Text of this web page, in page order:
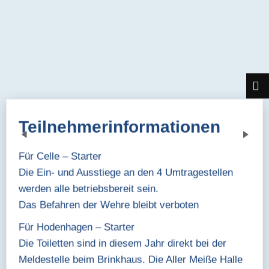
Teilnehmerinformationen
Für Celle – Starter
Die Ein- und Ausstiege an den 4 Umtragestellen
werden alle betriebsbereit sein.
Das Befahren der Wehre bleibt verboten
Für Hodenhagen – Starter
Die Toiletten sind in diesem Jahr direkt bei der
Meldestelle beim Brinkhaus. Die Aller Meiße Halle
Previous Next